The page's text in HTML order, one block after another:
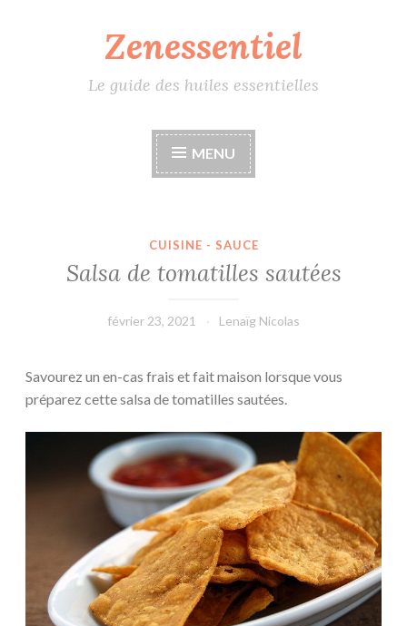
Zenessentiel
Le guide des huiles essentielles
MENU
CUISINE - SAUCE
Salsa de tomatilles sautées
février 23, 2021 Lenaïg Nicolas
Savourez un en-cas frais et fait maison lorsque vous
préparez cette salsa de tomatilles sautées.